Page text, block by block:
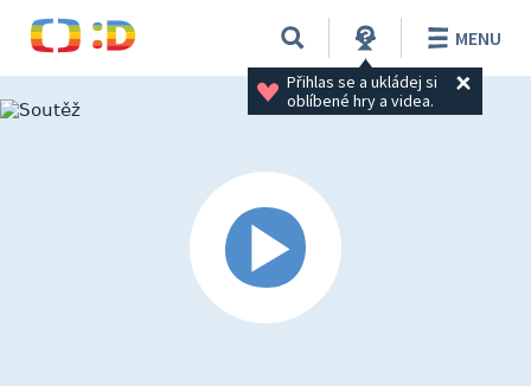
Přihlas se a ukládej si
oblíbené hry a videa.
MENU